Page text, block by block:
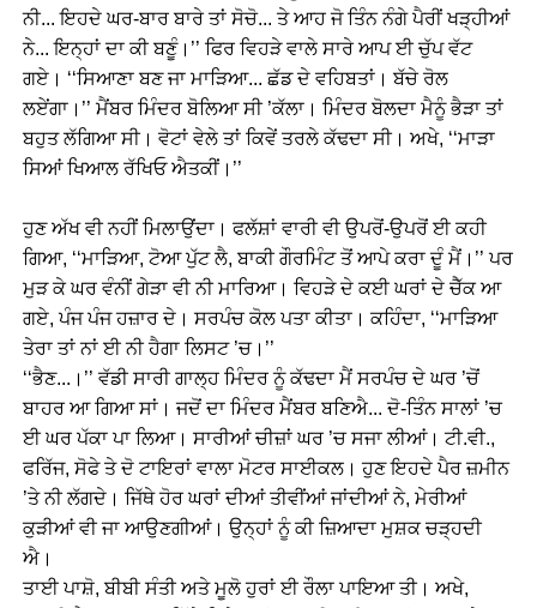
ਨੀ... ਇਹਦੇ ਘਰ-ਬਾਰ ਬਾਰੇ ਤਾਂ ਸੋਚੋ... ਤੇ ਆਹ ਜੋ ਤਿੰਨ ਨੰਗੇ ਪੈਰੀਂ ਖੜ੍ਹੀਆਂ
ਨੇ... ਇਨ੍ਹਾਂ ਦਾ ਕੀ ਬਣੂੰ।’’ ਫਿਰ ਵਿਹੜੇ ਵਾਲੇ ਸਾਰੇ ਆਪ ਈ ਚੁੱਪ ਵੱਟ
ਗਏ। ‘‘ਸਿਆਣਾ ਬਣ ਜਾ ਮਾੜਿਆ... ਛੱਡ ਦੇ ਵਹਿਬਤਾਂ। ਬੱਚੇ ਰੋਲ
ਲਏਂਗਾ।’’ ਮੈਂਬਰ ਮਿੰਦਰ ਬੋਲਿਆ ਸੀ ’ਕੱਲਾ। ਮਿੰਦਰ ਬੋਲਦਾ ਮੈਨੂੰ ਭੈੜਾ ਤਾਂ
ਬਹੁਤ ਲੱਗਿਆ ਸੀ। ਵੋਟਾਂ ਵੇਲੇ ਤਾਂ ਕਿਵੇਂ ਤਰਲੇ ਕੱਢਦਾ ਸੀ। ਅਖੇ, ‘‘ਮਾੜਾ
ਸਿਆਂ ਖਿਆਲ ਰੱਖਿਓ ਐਤਕੀਂ।’’
ਹੁਣ ਅੱਖ ਵੀ ਨਹੀਂ ਮਿਲਾਉਂਦਾ। ਫਲੱਸ਼ਾਂ ਵਾਰੀ ਵੀ ਉਪਰੋਂ-ਉਪਰੋਂ ਈ ਕਹੀ
ਗਿਆ, ‘‘ਮਾੜਿਆ, ਟੋਆ ਪੁੱਟ ਲੈ, ਬਾਕੀ ਗੌਰਮਿੰਟ ਤੋਂ ਆਪੇ ਕਰਾ ਦੂੰ ਮੈਂ।’’ ਪਰ
ਮੁੜ ਕੇ ਘਰ ਵੰਨੀਂ ਗੇੜਾ ਵੀ ਨੀ ਮਾਰਿਆ। ਵਿਹੜੇ ਦੇ ਕਈ ਘਰਾਂ ਦੇ ਚੈੱਕ ਆ
ਗਏ, ਪੰਜ ਪੰਜ ਹਜ਼ਾਰ ਦੇ। ਸਰਪੰਚ ਕੋਲ ਪਤਾ ਕੀਤਾ। ਕਹਿੰਦਾ, ‘‘ਮਾੜਿਆ
ਤੇਰਾ ਤਾਂ ਨਾਂ ਈ ਨੀ ਹੈਗਾ ਲਿਸਟ ’ਚ।’’
‘‘ਭੈਣ...।’’ ਵੱਡੀ ਸਾਰੀ ਗਾਲ੍ਹ ਮਿੰਦਰ ਨੂੰ ਕੱਢਦਾ ਮੈਂ ਸਰਪੰਚ ਦੇ ਘਰ ’ਚੋਂ
ਬਾਹਰ ਆ ਗਿਆ ਸਾਂ। ਜਦੋਂ ਦਾ ਮਿੰਦਰ ਮੈਂਬਰ ਬਣਿਐ... ਦੋ-ਤਿੰਨ ਸਾਲਾਂ ’ਚ
ਈ ਘਰ ਪੱਕਾ ਪਾ ਲਿਆ। ਸਾਰੀਆਂ ਚੀਜ਼ਾਂ ਘਰ ’ਚ ਸਜਾ ਲੀਆਂ। ਟੀ.ਵੀ.,
ਫਰਿੱਜ, ਸੋਫੇ ਤੇ ਦੋ ਟਾਇਰਾਂ ਵਾਲਾ ਮੋਟਰ ਸਾਈਕਲ। ਹੁਣ ਇਹਦੇ ਪੈਰ ਜ਼ਮੀਨ
’ਤੇ ਨੀ ਲੱਗਦੇ। ਜਿੱਥੇ ਹੋਰ ਘਰਾਂ ਦੀਆਂ ਤੀਵੀਂਆਂ ਜਾਂਦੀਆਂ ਨੇ, ਮੇਰੀਆਂ
ਕੁੜੀਆਂ ਵੀ ਜਾ ਆਉਣਗੀਆਂ। ਉਨ੍ਹਾਂ ਨੂੰ ਕੀ ਜ਼ਿਆਦਾ ਮੁਸ਼ਕ ਚੜ੍ਹਦੀ
ਐ।
ਤਾਈ ਪਾਸ਼ੋ, ਬੀਬੀ ਸੰਤੀ ਅਤੇ ਮੂਲੋ ਹੁਰਾਂ ਈ ਰੌਲਾ ਪਾਇਆ ਤੀ। ਅਖੇ,